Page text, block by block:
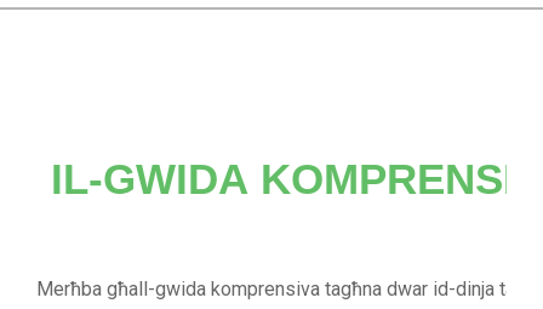
IL-GWIDA
Merħba għall-gwida komprensiva tagħna dwar id-dinja tal-ippakkjar tal-borża stand-up! Bħala kumpanija